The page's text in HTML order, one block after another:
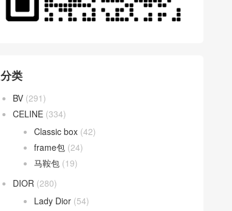
分类
BV (291)
CELINE (334)
Classic box (42)
frame包 (24)
马鞍包 (19)
DIOR (280)
Lady Dior (54)